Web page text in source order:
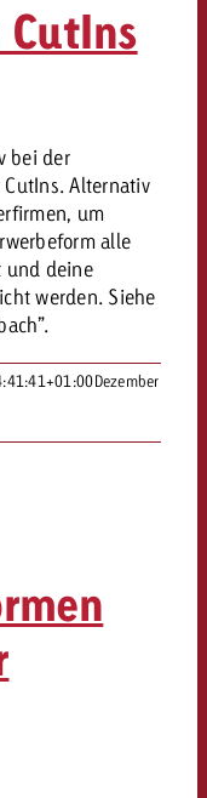
CutIns
bei der
Alternativ
um
alle
und deine
werden. Siehe
Dezember